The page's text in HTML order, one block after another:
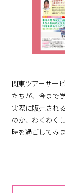
関東ツアーサー
たちが、今まで
実際に販売され
のか、わくわく
時を過ごしてみ